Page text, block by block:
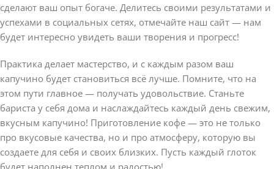
сделают ваш опыт богаче. Делитесь своими результатами и
успехами в социальных сетях, отмечайте наш сайт — нам
будет интересно увидеть ваши творения и прогресс!
Практика делает мастерство, и с каждым разом ваш
капучино будет становиться всё лучше. Помните, что на
этом пути главное — получать удовольствие. Станьте
бариста у себя дома и наслаждайтесь каждый день свежим,
вкусным капучино! Приготовление кофе — это не только
про вкусовые качества, но и про атмосферу, которую вы
создаете для себя и своих близких. Пусть каждый глоток